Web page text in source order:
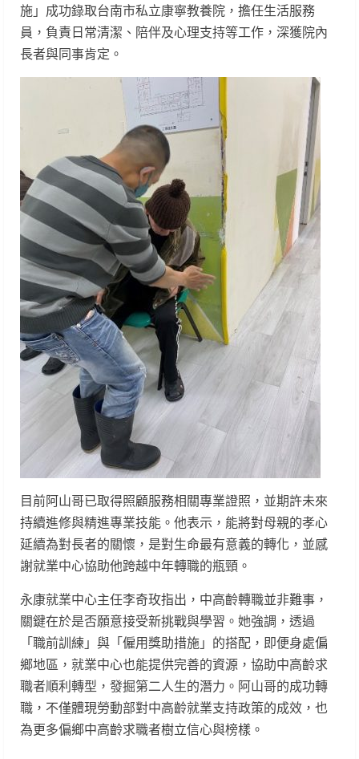
施」成功錄取台南市私立康寧教養院，擔任生活服務
員，負責日常清潔、陪伴及心理支持等工作，深獲院內
長者與同事肯定。
目前阿山哥已取得照顧服務相關專業證照，並期許未來
持續進修與精進專業技能。他表示，能將對母親的孝心
延續為對長者的關懷，是對生命最有意義的轉化，並感
謝就業中心協助他跨越中年轉職的瓶頸。
永康就業中心主任李奇玫指出，中高齡轉職並非難事，
關鍵在於是否願意接受新挑戰與學習。她強調，透過
「職前訓練」與「僱用獎助措施」的搭配，即便身處偏
鄉地區，就業中心也能提供完善的資源，協助中高齡求
職者順利轉型，發掘第二人生的潛力。阿山哥的成功轉
職，不僅體現勞動部對中高齡就業支持政策的成效，也
為更多偏鄉中高齡求職者樹立信心與榜樣。